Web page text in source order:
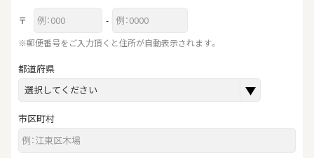
〒
-
※郵便番号をご入力頂くと住所が自動表示されます。
都道府県
市区町村